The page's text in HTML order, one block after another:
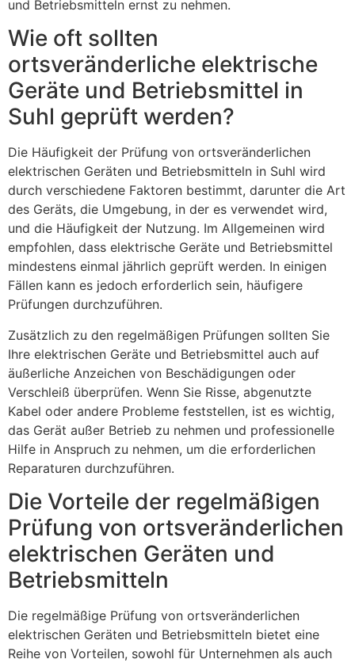
und Betriebsmitteln ernst zu nehmen.
Wie oft sollten
ortsveränderliche elektrische
Geräte und Betriebsmittel in
Suhl geprüft werden?
Die Häufigkeit der Prüfung von ortsveränderlichen
elektrischen Geräten und Betriebsmitteln in Suhl wird
durch verschiedene Faktoren bestimmt, darunter die Art
des Geräts, die Umgebung, in der es verwendet wird,
und die Häufigkeit der Nutzung. Im Allgemeinen wird
empfohlen, dass elektrische Geräte und Betriebsmittel
mindestens einmal jährlich geprüft werden. In einigen
Fällen kann es jedoch erforderlich sein, häufigere
Prüfungen durchzuführen.
Zusätzlich zu den regelmäßigen Prüfungen sollten Sie
Ihre elektrischen Geräte und Betriebsmittel auch auf
äußerliche Anzeichen von Beschädigungen oder
Verschleiß überprüfen. Wenn Sie Risse, abgenutzte
Kabel oder andere Probleme feststellen, ist es wichtig,
das Gerät außer Betrieb zu nehmen und professionelle
Hilfe in Anspruch zu nehmen, um die erforderlichen
Reparaturen durchzuführen.
Die Vorteile der regelmäßigen
Prüfung von ortsveränderlichen
elektrischen Geräten und
Betriebsmitteln
Die regelmäßige Prüfung von ortsveränderlichen
elektrischen Geräten und Betriebsmitteln bietet eine
Reihe von Vorteilen, sowohl für Unternehmen als auch